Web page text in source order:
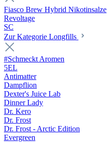
Fiasco Brew Hybrid Nikotinsalze
Revoltage
SC
Zur Kategorie Longfills
#Schmeckt Aromen
5EL
Antimatter
Dampflion
Dexter's Juice Lab
Dinner Lady
Dr. Kero
Dr. Frost
Dr. Frost - Arctic Edition
Evergreen